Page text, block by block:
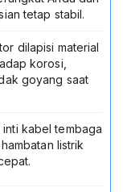
tetap stabil.
dilapisi material
korosi,
goyang saat
kabel tembaga
listrik